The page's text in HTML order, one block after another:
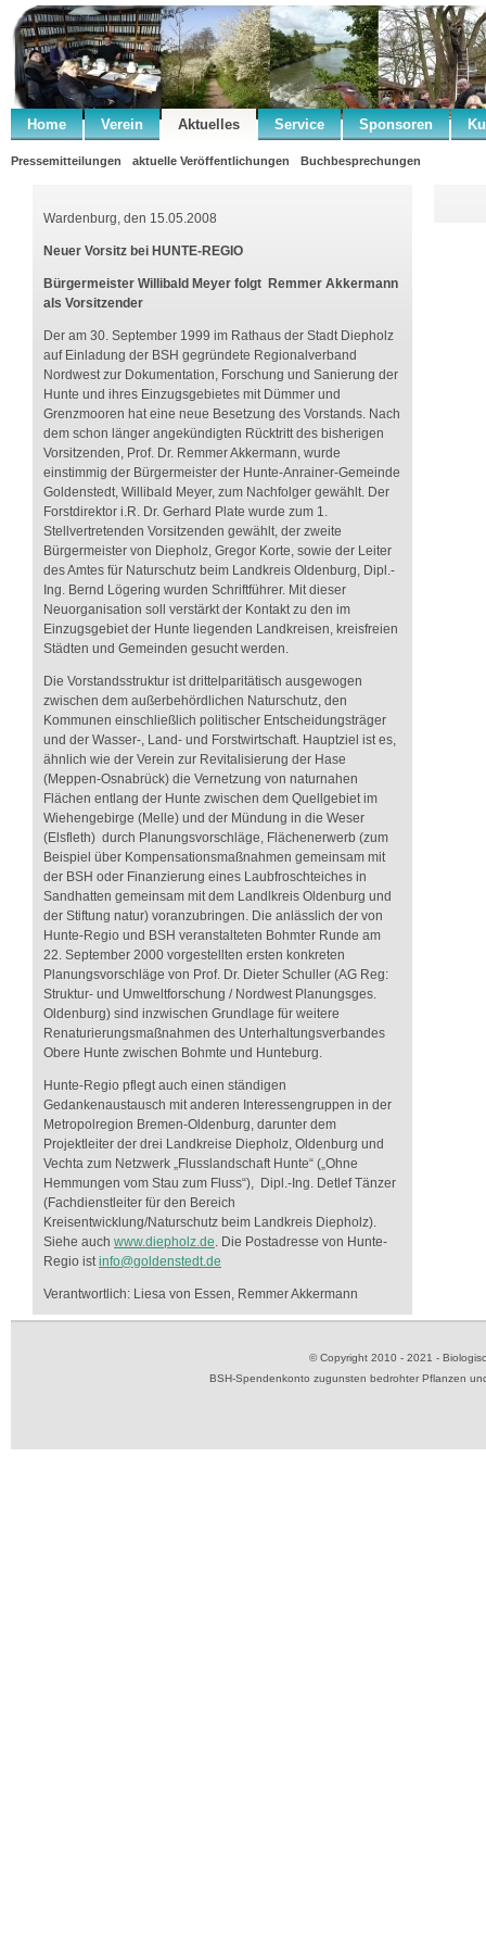
Home Verein Aktuelles Service Sponsoren
Pressemitteilungen aktuelle Veröffentlichungen Buchbesprechungen
Wardenburg, den 15.05.2008
Neuer Vorsitz bei HUNTE-REGIO
Bürgermeister Willibald Meyer folgt Remmer Akkermann
als Vorsitzender
Der am 30. September 1999 im Rathaus der Stadt Diepholz
auf Einladung der BSH gegründete Regionalverband
Nordwest zur Dokumentation, Forschung und Sanierung der
Hunte und ihres Einzugsgebietes mit Dümmer und
Grenzmooren hat eine neue Besetzung des Vorstands. Nach
dem schon länger angekündigten Rücktritt des bisherigen
Vorsitzenden, Prof. Dr. Remmer Akkermann, wurde
einstimmig der Bürgermeister der Hunte-Anrainer-Gemeinde
Goldenstedt, Willibald Meyer, zum Nachfolger gewählt. Der
Forstdirektor i.R. Dr. Gerhard Plate wurde zum 1.
Stellvertretenden Vorsitzenden gewählt, der zweite
Bürgermeister von Diepholz, Gregor Korte, sowie der Leiter
des Amtes für Naturschutz beim Landkreis Oldenburg, Dipl.-
Ing. Bernd Lögering wurden Schriftführer. Mit dieser
Neuorganisation soll verstärkt der Kontakt zu den im
Einzugsgebiet der Hunte liegenden Landkreisen, kreisfreien
Städten und Gemeinden gesucht werden.
Die Vorstandsstruktur ist drittelparitätisch ausgewogen
zwischen dem außerbehördlichen Naturschutz, den
Kommunen einschließlich politischer Entscheidungsträger
und der Wasser-, Land- und Forstwirtschaft. Hauptziel ist es,
ähnlich wie der Verein zur Revitalisierung der Hase
(Meppen-Osnabrück) die Vernetzung von naturnahen
Flächen entlang der Hunte zwischen dem Quellgebiet im
Wiehengebirge (Melle) und der Mündung in die Weser
(Elsfleth) durch Planungsvorschläge, Flächenerwerb (zum
Beispiel über Kompensationsmaßnahmen gemeinsam mit
der BSH oder Finanzierung eines Laubfroschteiches in
Sandhatten gemeinsam mit dem Landlkreis Oldenburg und
der Stiftung natur) voranzubringen. Die anlässlich der von
Hunte-Regio und BSH veranstalteten Bohmter Runde am
22. September 2000 vorgestellten ersten konkreten
Planungsvorschläge von Prof. Dr. Dieter Schuller (AG Reg:
Struktur- und Umweltforschung / Nordwest Planungsges.
Oldenburg) sind inzwischen Grundlage für weitere
Renaturierungsmaßnahmen des Unterhaltungsverbandes
Obere Hunte zwischen Bohmte und Hunteburg.
Hunte-Regio pflegt auch einen ständigen
Gedankenaustausch mit anderen Interessengruppen in der
Metropolregion Bremen-Oldenburg, darunter dem
Projektleiter der drei Landkreise Diepholz, Oldenburg und
Vechta zum Netzwerk „Flusslandschaft Hunte“ („Ohne
Hemmungen vom Stau zum Fluss“), Dipl.-Ing. Detlef Tänzer
(Fachdienstleiter für den Bereich
Kreisentwicklung/Naturschutz beim Landkreis Diepholz).
Siehe auch www.diepholz.de. Die Postadresse von Hunte-
Regio istinfo@goldenstedt.de
Verantwortlich: Liesa von Essen, Remmer Akkermann
© Copyright 2010 - 2021 -
BSH-Spendenkonto zugunsten bedrohter Pflanzen